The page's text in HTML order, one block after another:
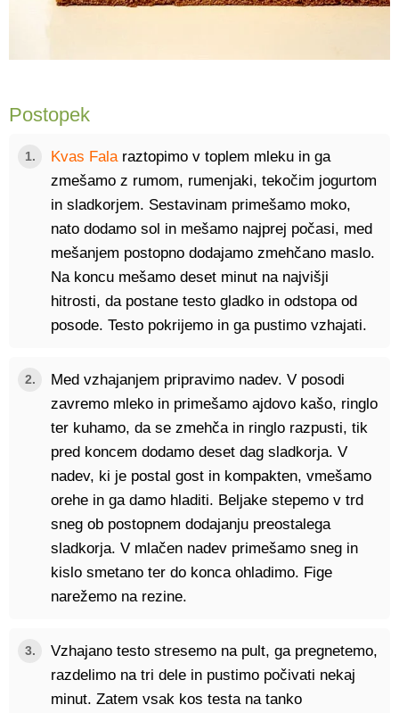
Postopek
1. Kvas Fala raztopimo v toplem mleku in ga
zmešamo z rumom, rumenjaki, tekočim jogurtom
in sladkorjem. Sestavinam primešamo moko,
nato dodamo sol in mešamo najprej počasi, med
mešanjem postopno dodajamo zmehčano maslo.
Na koncu mešamo deset minut na najvišji
hitrosti, da postane testo gladko in odstopa od
posode. Testo pokrijemo in ga pustimo vzhajati.
2.
Med vzhajanjem pripravimo nadev. V posodi
zavremo mleko in primešamo ajdovo kašo, ringlo
ter kuhamo, da se zmehča in ringlo razpusti, tik
pred koncem dodamo deset dag sladkorja. V
nadev, ki je postal gost in kompakten, vmešamo
orehe in ga damo hladiti. Beljake stepemo v trd
sneg ob postopnem dodajanju preostalega
sladkorja. V mlačen nadev primešamo sneg in
kislo smetano ter do konca ohladimo. Fige
narežemo na rezine.
3.
Vzhajano testo stresemo na pult, ga pregnetemo,
razdelimo na tri dele in pustimo počivati nekaj
minut. Zatem vsak kos testa na tanko